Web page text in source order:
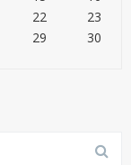
22
23
29
30